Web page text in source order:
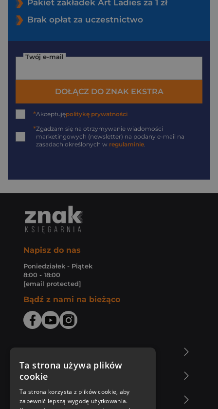
Pakiet zakładek Art Ladies za 1 zł
Brak opłat za uczestnictwo
Twój e-mail
DOŁĄCZ DO ZNAK EKSTRA
*Akceptujępolitykę prywatności
*Zgadzam się na otrzymywanie wiadomości
marketingowych (newsletter) na podany e-mail na
zasadach określonych w regulaminie.
Napisz do nas
Poniedziałek - Piątek
8:00 - 18:00
[email protected]
Bądź z nami na bieżąco
Zakupy u nas
Nasza oferta
Ta strona używa plików
cookie
Ta strona korzysta z plików cookie, aby
zapewnić lepszą wygodę użytkowania.